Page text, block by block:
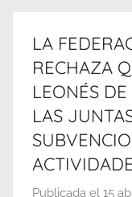
Locales
LA
RECHAZA
LEONÉS
LAS
Publicada el 15